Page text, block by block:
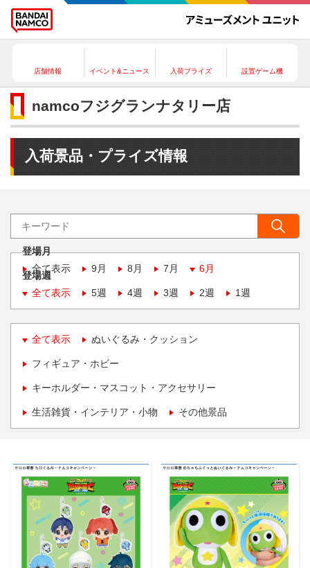
店舗情報 イベント&ニュース 入荷プライズ 設置ゲーム機
namcoフジグランナタリー店
入荷景品・プライズ情報
登場月
全て表示
9月 8月 7月 6月
登場週
全て表示
5週 4週 3週 2週 1週
全て表示 ぬいぐるみ・クッション
フィギュア・ホビー
キーホルダー・マスコット・アクセサリー
生活雑貨・インテリア・小物 その他景品